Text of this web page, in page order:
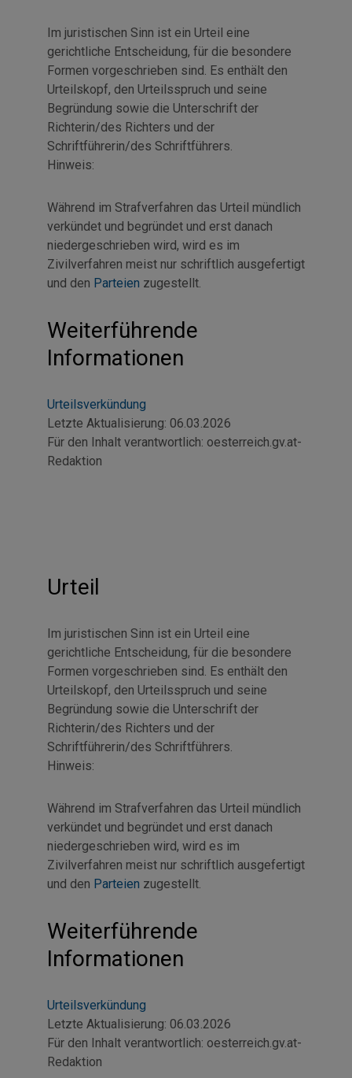
Im juristischen Sinn ist ein Urteil eine
gerichtliche Entscheidung, für die besondere
Formen vorgeschrieben sind. Es enthält den
Urteilskopf, den Urteilsspruch und seine
Begründung sowie die Unterschrift der
Richterin/des Richters und der
Schriftführerin/des Schriftführers.
Hinweis:
Während im Strafverfahren das Urteil mündlich
verkündet und begründet und erst danach
niedergeschrieben wird, wird es im
Zivilverfahren meist nur schriftlich ausgefertigt
und den Parteien zugestellt.
Weiterführende
Informationen
Urteilsverkündung
Letzte Aktualisierung: 06.03.2026
Für den Inhalt verantwortlich: oesterreich.gv.at-
Redaktion
Urteil
Im juristischen Sinn ist ein Urteil eine
gerichtliche Entscheidung, für die besondere
Formen vorgeschrieben sind. Es enthält den
Urteilskopf, den Urteilsspruch und seine
Begründung sowie die Unterschrift der
Richterin/des Richters und der
Schriftführerin/des Schriftführers.
Hinweis:
Während im Strafverfahren das Urteil mündlich
verkündet und begründet und erst danach
niedergeschrieben wird, wird es im
Zivilverfahren meist nur schriftlich ausgefertigt
und den Parteien zugestellt.
Weiterführende
Informationen
Urteilsverkündung
Letzte Aktualisierung: 06.03.2026
Für den Inhalt verantwortlich: oesterreich.gv.at-
Redaktion